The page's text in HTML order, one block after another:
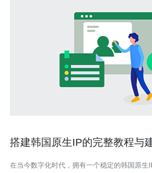
搭建韩国原生IP的完整教程与
在当今数字化时代，拥有一个稳定的韩国原生